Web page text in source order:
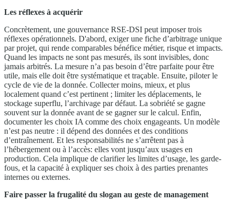
Les réflexes à acquérir
Concrètement, une gouvernance RSE-DSI peut imposer trois
réflexes opérationnels. D'abord, exiger une fiche d’arbitrage unique
par projet, qui rende comparables bénéfice métier, risque et impacts.
Quand les impacts ne sont pas mesurés, ils sont invisibles, donc
jamais arbitrés. La mesure n’a pas besoin d’être parfaite pour être
utile, mais elle doit être systématique et traçable. Ensuite, piloter le
cycle de vie de la donnée. Collecter moins, mieux, et plus
localement quand c’est pertinent ; limiter les déplacements, le
stockage superflu, l’archivage par défaut. La sobriété se gagne
souvent sur la donnée avant de se gagner sur le calcul. Enfin,
documenter les choix IA comme des choix engageants. Un modèle
n’est pas neutre : il dépend des données et des conditions
d’entraînement. Et les responsabilités ne s’arrêtent pas à
l’hébergement ou à l’accès: elles vont jusqu’aux usages en
production. Cela implique de clarifier les limites d’usage, les garde-
fous, et la capacité à expliquer ses choix à des parties prenantes
internes ou externes.
Faire passer la frugalité du slogan au geste de management